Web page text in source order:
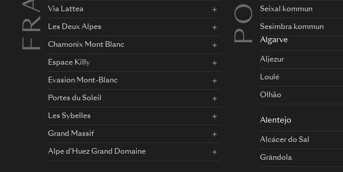
Via Lattea
Les Deux Alpes
Chamonix Mont Blanc
Espace Killy
Evasion Mont-Blanc
Portes du Soleil
Les Sybelles
Grand Massif
Alpe d'Huez Grand Domaine
Seixal kommun
Sesimbra kommun
Algarve
Aljezur
Loulé
Olhão
Alentejo
Alcácer do Sal
Grândola